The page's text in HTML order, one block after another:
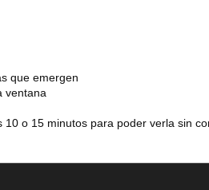
que emergen
ventana
o 15 minutos para poder verla sin